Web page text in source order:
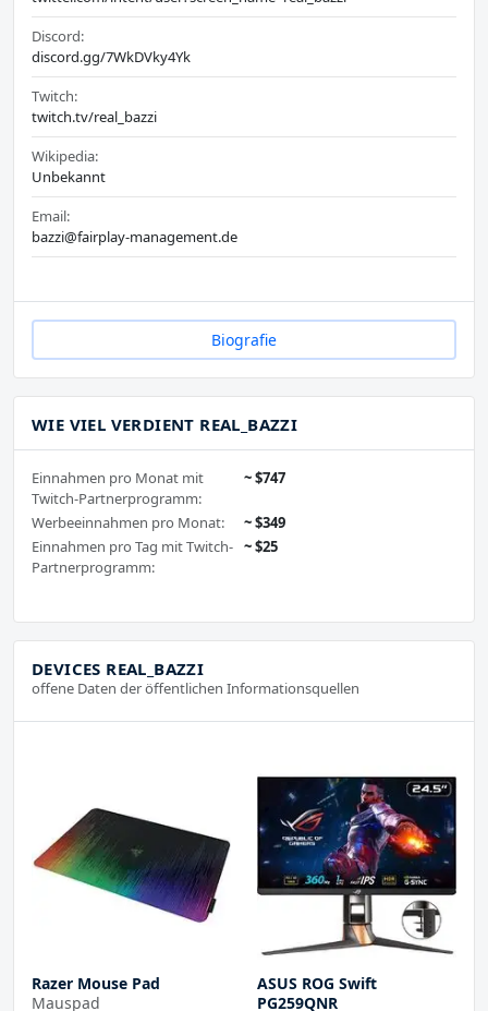
Discord:
discord.gg/7WkDVky4Yk
Twitch:
twitch.tv/real_bazzi
Wikipedia:
Unbekannt
Email:
bazzi@fairplay-management.de
Biografie
WIE VIEL VERDIENT REAL_BAZZI
Einnahmen pro Monat mit
Twitch-Partnerprogramm:
~ $747
Werbeeinnahmen pro Monat:
~ $349
Einnahmen pro Tag mit Twitch-
Partnerprogramm:
~ $25
DEVICES REAL_BAZZI
offene Daten der öffentlichen Informationsquellen
Razer Mouse Pad
Mauspad
ASUS ROG Swift
PG259QNR